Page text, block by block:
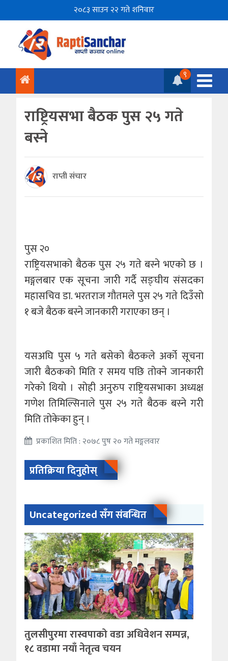
२०८३ साउन २२ गते शनिवार
९
राष्ट्रियसभा बैठक पुस २५ गते
बस्ने
राप्ती संचार
पुस २०
​​​​​​​राष्ट्रियसभाको बैठक पुस २५ गते बस्ने भएको छ ।
मङ्गलबार एक सूचना जारी गर्दै सङ्घीय संसदका
महासचिव डा. भरतराज गौतमले पुस २५ गते दिउँसो
१ बजे बैठक बस्ने जानकारी गराएका छन् ।
यसअघि पुस ५ गते बसेको बैठकले अर्को सूचना
जारी बैठकको मिति र समय पछि तोक्ने जानकारी
गरेको थियो । सोही अनुरुप राष्ट्रियसभाका अध्यक्ष
गणेश तिमिल्सिनाले पुस २५ गते बैठक बस्ने गरी
मिति तोकेका हुन् ।
प्रकाशित मिति : २०७८ पुष २० गते मङ्गलवार
प्रतिक्रिया दिनुहोस्
Uncategorized सँग संबन्धित
तुलसीपुरमा रास्वपाको वडा अधिवेशन सम्पन्न,
१८ वडामा नयाँ नेतृत्व चयन